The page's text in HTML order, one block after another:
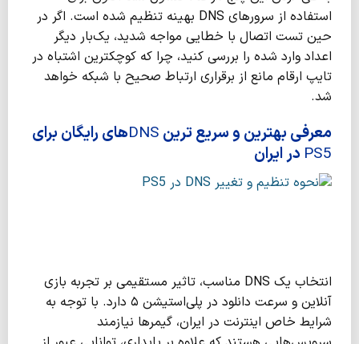
استفاده از سرورهای DNS بهینه تنظیم شده است. اگر در
حین تست اتصال با خطایی مواجه شدید، یک‌بار دیگر
اعداد وارد شده را بررسی کنید، چرا که کوچکترین اشتباه در
تایپ ارقام مانع از برقراری ارتباط صحیح با شبکه خواهد
شد.
معرفی بهترین و سریع ترین DNSهای رایگان برای
PS5 در ایران
انتخاب یک DNS مناسب، تاثیر مستقیمی بر تجربه بازی
آنلاین و سرعت دانلود در پلی‌استیشن ۵ دارد. با توجه به
شرایط خاص اینترنت در ایران، گیمرها نیازمند